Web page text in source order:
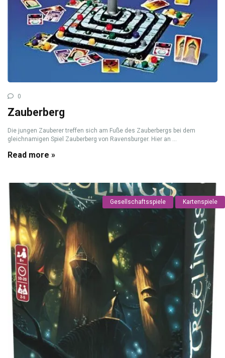
0
Zauberberg
Die jungen Zauberer treffen sich am Fuße des Zauberbergs bei dem
gleichnamigen Spiel Zauberberg von Ravensburger. Hier an ...
Read more »
Gesellschaftsspiele Kartenspiele